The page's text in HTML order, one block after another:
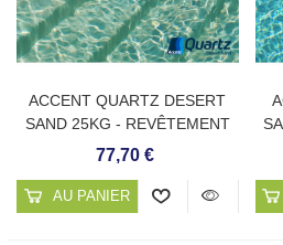
ACCENT QUARTZ DESERT
SAND 25KG - REVÊTEMENT
CONTINU DE PISCINE
77,70 €
AU PANIER